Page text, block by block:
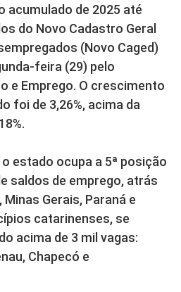
acumulado de 2025 até
do Novo Cadastro Geral
(Novo Caged)
feira (29) pelo
e Emprego. O crescimento
foi de 3,26%, acima da
estado ocupa a 5ª posição
saldos de emprego, atrás
Gerais, Paraná e
catarinenses, se
acima de 3 mil vagas:
Chapecó e